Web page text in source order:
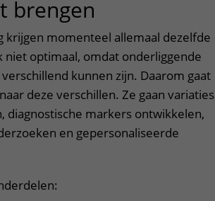
brengen
krijgen momenteel allemaal dezelfde
niet optimaal, omdat onderliggende
kunnen zijn. Daarom gaat
deze verschillen. Ze gaan variaties
diagnostische markers ontwikkelen,
en gepersonaliseerde